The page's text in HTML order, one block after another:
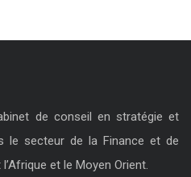
de conseil en stratégie et
le secteur de la Finance et de
et le Moyen Orient.